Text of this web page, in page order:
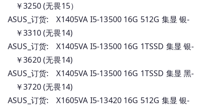
￥3250 (无畏15）
ASUS_订货: X1405VA I5-13500 16G 512G 集显 银-
￥3310 (无畏14)
ASUS_订货: X1405VA I5-13500 16G 1TSSD 集显 银-
￥3620 (无畏14)
ASUS_订货: X1405VA I5-13500 16G 1TSSD 集显 黑-
￥3720 (无畏14)
ASUS_订货: X1605VA I5-13420 16G 512G 集显 银-